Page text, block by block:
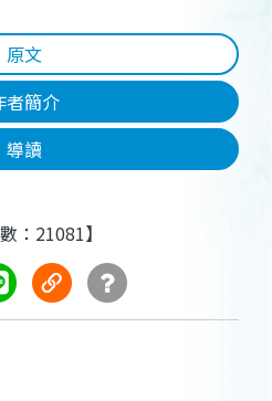
原文
者簡介
導讀
：21081】